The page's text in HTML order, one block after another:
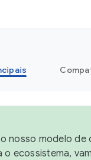
nosso modelo
ecossistema,